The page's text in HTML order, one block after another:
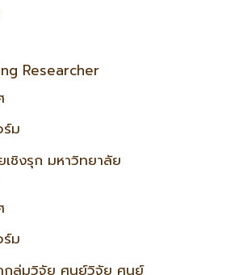
Researcher
ม
ชิงรุก มหาวิทยาลัย
ม
ลุ่มวิจัย ศูนย์วิจัย ศูนย์